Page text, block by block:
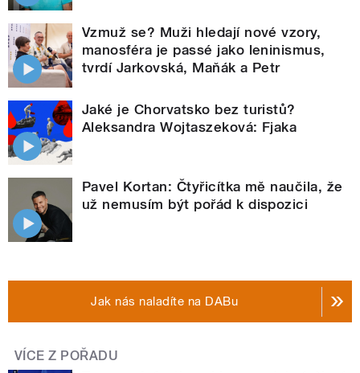
Vzmuž se? Muži hledají nové vzory,
manosféra je passé jako leninismus,
tvrdí Jarkovská, Maňák a Petr
Jaké je Chorvatsko bez turistů?
Aleksandra Wojtaszeková: Fjaka
Pavel Kortan: Čtyřicítka mě naučila, že
už nemusím být pořád k dispozici
Jak nás naladíte na DABu
VÍCE Z POŘADU